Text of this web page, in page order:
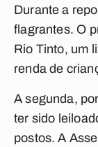
Durante a
flagrantes. O
Rio Tinto, um
renda de
A segunda,
ter sido
postos. A